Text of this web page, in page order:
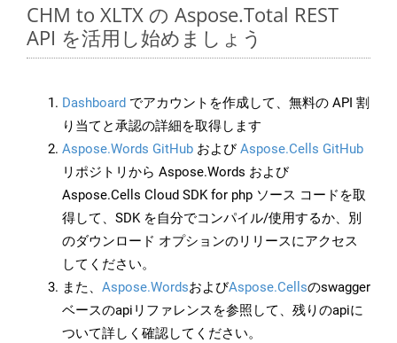
CHM to XLTX の Aspose.Total REST
API を活用し始めましょう
Dashboard でアカウントを作成して、無料の API 割
り当てと承認の詳細を取得します
Aspose.Words GitHub およびAspose.Cells GitHub
リポジトリから Aspose.Words および
Aspose.Cells Cloud SDK for php ソース コードを取
得して、SDK を自分でコンパイル/使用するか、別
のダウンロード オプションのリリースにアクセス
してください。
また、 Aspose.WordsおよびAspose.Cellsのswagger
ベースのapiリファレンスを参照して、残りのapiに
ついて詳しく確認してください。